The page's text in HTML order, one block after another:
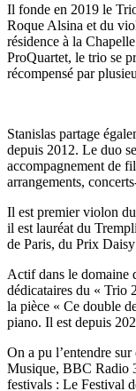
Il fonde en 2019 le
Roque Alsina et du
résidence à la
ProQuartet, le trio se
récompensé par
Stanislas partage
depuis 2012. Le duo
accompagnement de
arrangements,
Il est premier violon
il est lauréat du
de Paris, du Prix
Actif dans le domaine
dédicataires du « Trio
la pièce « Ce double
piano. Il est depuis
On a pu l’entendre
Musique, BBC Radio
festivals : Le Festival